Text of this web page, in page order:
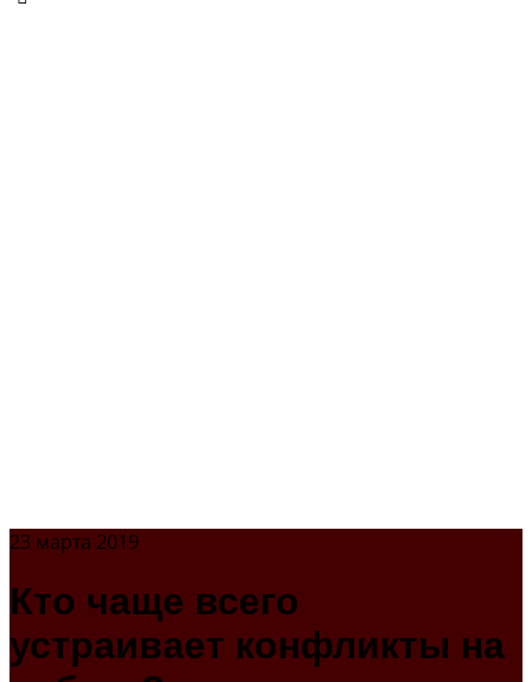
23 марта 2019
Кто чаще всего
устраивает конфликты на